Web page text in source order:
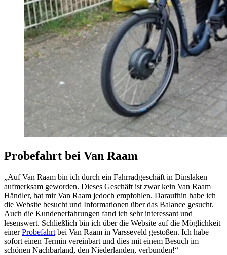
Probefahrt bei Van Raam
„Auf Van Raam bin ich durch ein Fahrradgeschäft in Dinslaken
aufmerksam geworden. Dieses Geschäft ist zwar kein Van Raam
Händler, hat mir Van Raam jedoch empfohlen. Daraufhin habe ich
die Website besucht und Informationen über das Balance gesucht.
Auch die Kundenerfahrungen fand ich sehr interessant und
lesenswert. Schließlich bin ich über die Website auf die Möglichkeit
einerProbefahrt bei Van Raam in Varsseveld gestoßen. Ich habe
sofort einen Termin vereinbart und dies mit einem Besuch im
schönen Nachbarland, den Niederlanden, verbunden!“